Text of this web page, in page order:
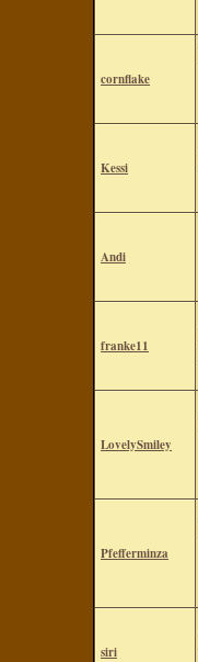
cornflake
Kessi
Andi
franke11
LovelySmiley
Pfefferminza
siri